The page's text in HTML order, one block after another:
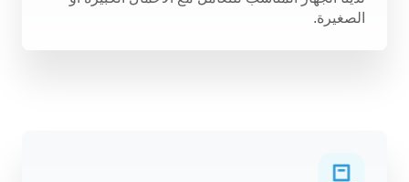
الصغيرة.